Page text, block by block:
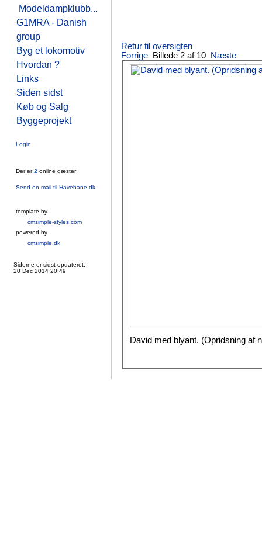
Modeldampklubb...
G1MRA - Danish
group
Byg et lokomotiv
Hvordan ?
Links
Siden sidst
Køb og Salg
Byggeprojekt
Login
Der er2 online gæster
Send en mail til Havebane.dk
template by
cmsimple-styles.com
powered by
cmsimple.dk
Siderne er sidst opdateret:
20 Dec 2014 20:49
Retur til oversigten
Forrige Billede 2 af 10 Næste
David med blyant. (Opridsning af